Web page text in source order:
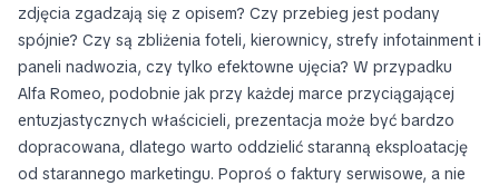
zdjęcia zgadzają się z opisem? Czy przebieg jest podany
spójnie? Czy są zbliżenia foteli, kierownicy, strefy infotainment i
paneli nadwozia, czy tylko efektowne ujęcia? W przypadku
Alfa Romeo, podobnie jak przy każdej marce przyciągającej
entuzjastycznych właścicieli, prezentacja może być bardzo
dopracowana, dlatego warto oddzielić staranną eksploatację
od starannego marketingu. Poproś o faktury serwisowe, a nie